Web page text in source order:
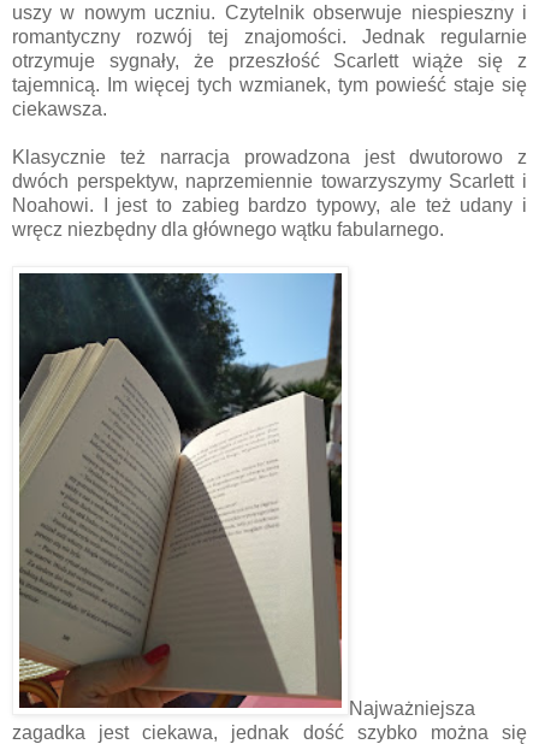
uszy w nowym uczniu. Czytelnik obserwuje niespieszny i
romantyczny rozwój tej znajomości. Jednak regularnie
otrzymuje sygnały, że przeszłość Scarlett wiąże się z
tajemnicą. Im więcej tych wzmianek, tym powieść staje się
ciekawsza.
Klasycznie też narracja prowadzona jest dwutorowo z
dwóch perspektyw, naprzemiennie towarzyszymy Scarlett i
Noahowi. I jest to zabieg bardzo typowy, ale też udany i
wręcz niezbędny dla głównego wątku fabularnego.
Najważniejsza
zagadka jest ciekawa, jednak dość szybko można się